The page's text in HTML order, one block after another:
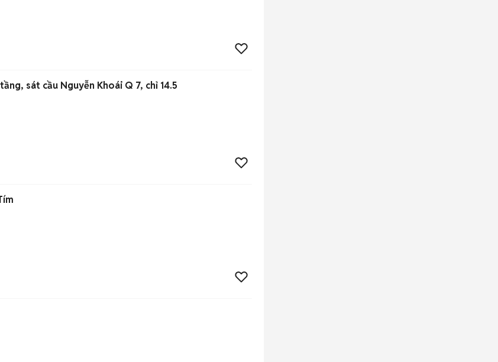
sát cầu Nguyễn Khoái Q 7, chỉ 14.5